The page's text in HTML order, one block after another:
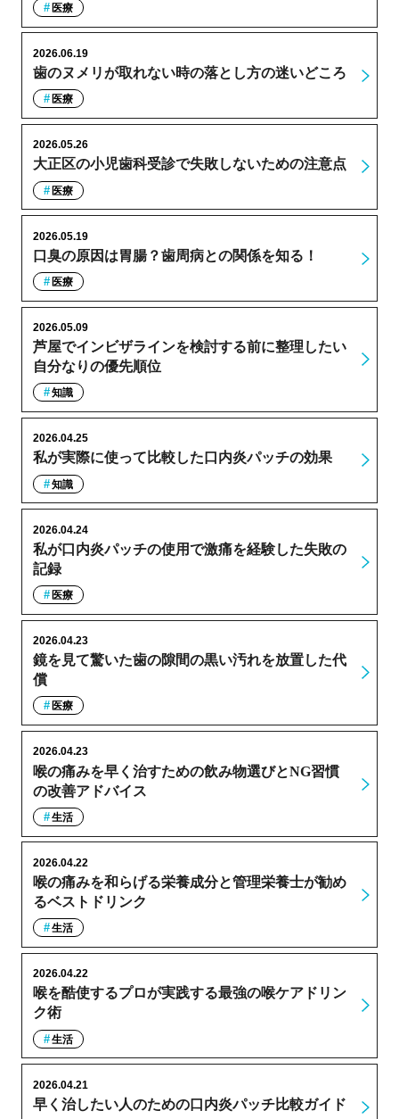
医療
歯のヌメリが取れない時の落とし方の迷いどころ
2026.06.19
医療
大正区の小児歯科受診で失敗しないための注意点
2026.05.26
医療
口臭の原因は胃腸？歯周病との関係を知る！
2026.05.19
医療
芦屋でインビザラインを検討する前に整理したい
自分なりの優先順位
2026.05.09
知識
私が実際に使って比較した口内炎パッチの効果
2026.04.25
知識
私が口内炎パッチの使用で激痛を経験した失敗の
記録
2026.04.24
医療
鏡を見て驚いた歯の隙間の黒い汚れを放置した代
償
2026.04.23
医療
喉の痛みを早く治すための飲み物選びとNG習慣
の改善アドバイス
2026.04.23
生活
喉の痛みを和らげる栄養成分と管理栄養士が勧め
るベストドリンク
2026.04.22
生活
喉を酷使するプロが実践する最強の喉ケアドリン
ク術
2026.04.22
生活
早く治したい人のための口内炎パッチ比較ガイド
2026.04.21